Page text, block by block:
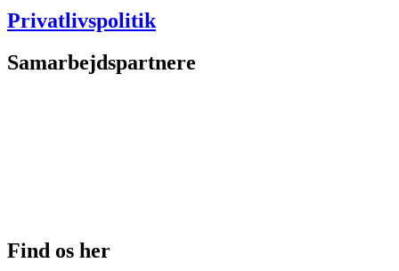
Privatlivspolitik
Samarbejdspartnere
Find os her